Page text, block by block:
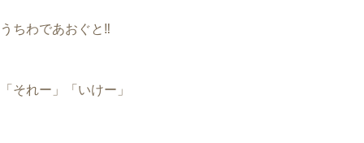
うちわであおぐと‼
「それー」「いけー」